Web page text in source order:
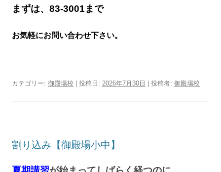
まずは、83-3001まで
お気軽にお問い合わせ下さい。
カテゴリー: 御殿場校 | 投稿日: 2026年7月30日 投稿者: 御殿場校
割り込み【御殿場小中】